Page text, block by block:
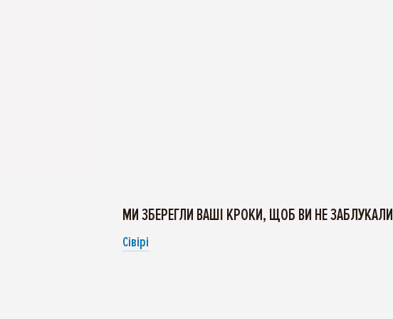
МИ ЗБЕРЕГЛИ ВАШІ КРОКИ, ЩОБ ВИ НЕ ЗАБЛУКАЛИ
Сівірі